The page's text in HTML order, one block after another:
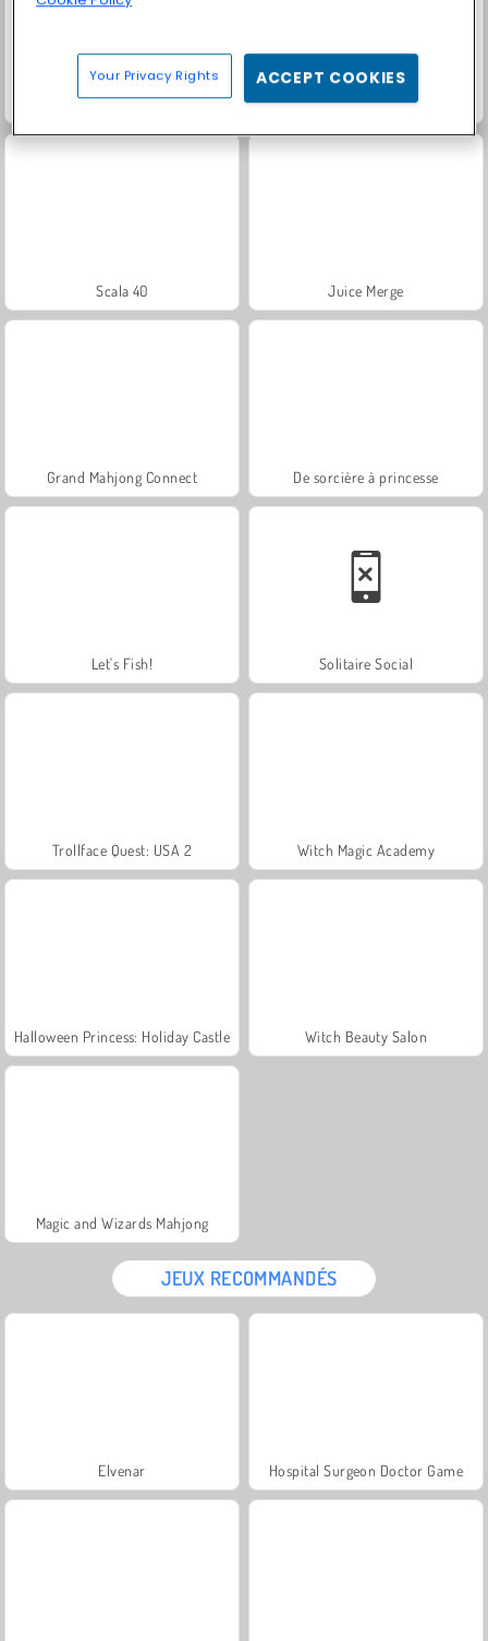
Royal Story Masha and the Bear: Meadows
Scala 40 Juice Merge
Grand Mahjong Connect De sorcière à princesse
Let's Fish! Solitaire Social
Trollface Quest: USA 2 Witch Magic Academy
Halloween Princess: Holiday Castle Witch Beauty Salon
Magic and Wizards Mahjong
JEUX RECOMMANDÉS
Elvenar Hospital Surgeon Doctor Game
Your Privacy Rights ACCEPT COOKIES